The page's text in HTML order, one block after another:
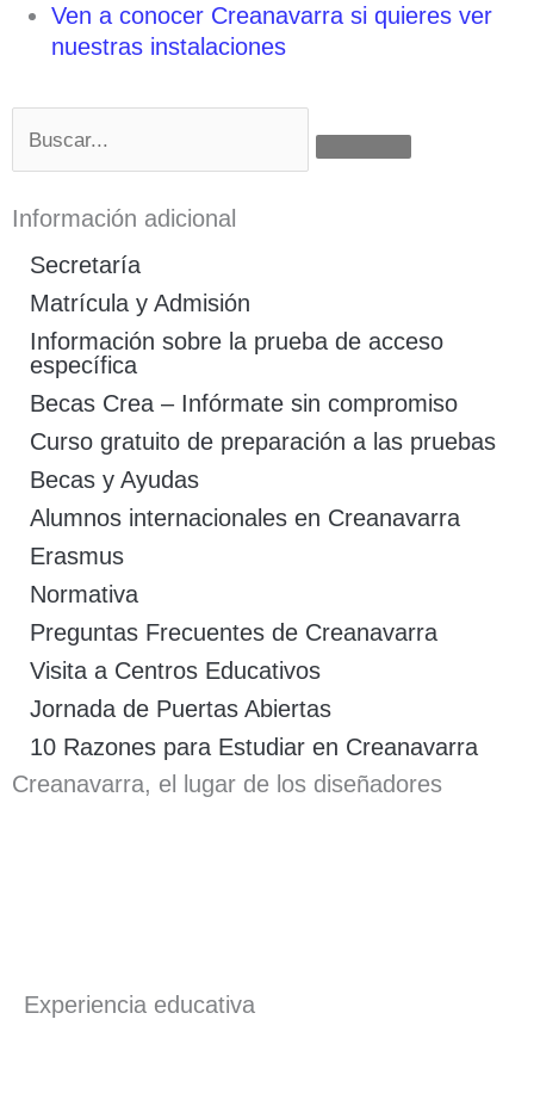
Ven a conocer Creanavarra si quieres ver
nuestras instalaciones
Información adicional
Secretaría
Matrícula y Admisión
Información sobre la prueba de acceso
específica
Becas Crea – Infórmate sin compromiso
Curso gratuito de preparación a las pruebas
Becas y Ayudas
Alumnos internacionales en Creanavarra
Erasmus
Normativa
Preguntas Frecuentes de Creanavarra
Visita a Centros Educativos
Jornada de Puertas Abiertas
10 Razones para Estudiar en Creanavarra
Creanavarra, el lugar de los diseñadores
Experiencia educativa